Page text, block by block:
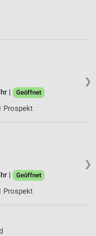
❯
|
Geöffnet
Prospekt
❯
|
Geöffnet
Prospekt
von